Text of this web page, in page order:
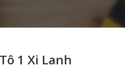
1 Xi Lanh